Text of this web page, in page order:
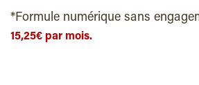
*Formule numérique sans
15,25€ par mois.